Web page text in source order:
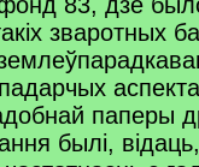
зваротных
паперы
былі, відаць,